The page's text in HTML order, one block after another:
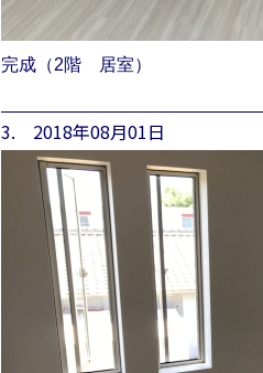
完成（2階 居室）
3. 2018年08月01日